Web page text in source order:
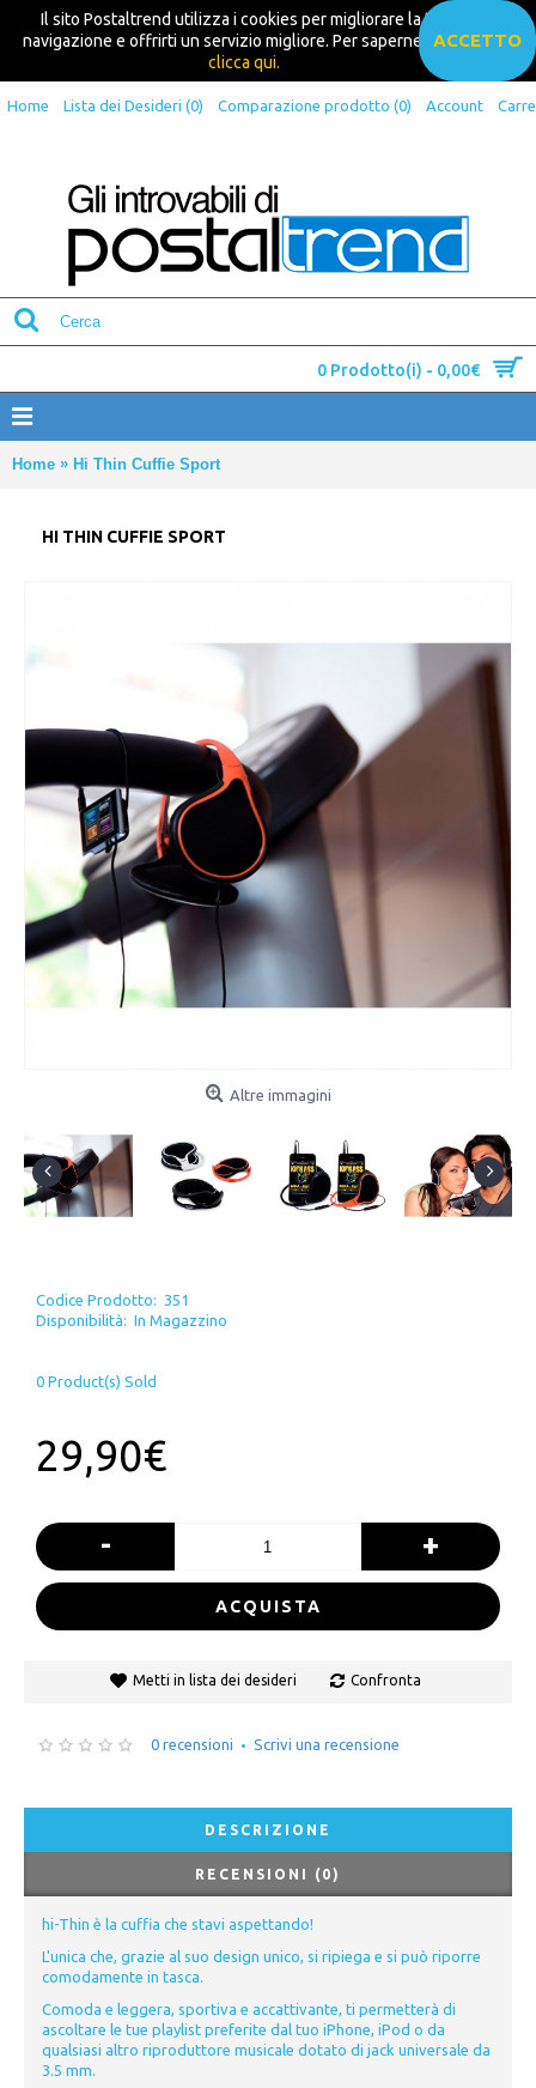
Il sito Postaltrend utilizza i cookies per migliorare la tua
navigazione e offrirti un servizio migliore. Per saperne di più
clicca qui.
ACCETTO
Home Lista dei Desideri (0) Comparazione prodotto (0) Account
0 Prodotto(i) - 0,00€
Home » Hi Thin Cuffie Sport
HI THIN CUFFIE SPORT
Altre immagini
Codice Prodotto: 351
Disponibilità: In Magazzino
0 Product(s) Sold
29,90€
- +
ACQUISTA
Metti in lista dei desideri Confronta
0 recensioni • Scrivi una recensione
DESCRIZIONE
RECENSIONI (0)
hi-Thin è la cuffia che stavi aspettando!
L'unica che, grazie al suo design unico, si ripiega e si può riporre
comodamente in tasca.
Comoda e leggera, sportiva e accattivante, ti permetterà di
ascoltare le tue playlist preferite dal tuo iPhone, iPod o da
qualsiasi altro riproduttore musicale dotato di jack universale da
3.5 mm.